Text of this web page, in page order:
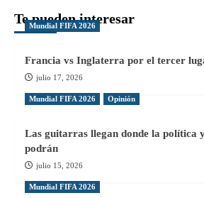
Te pueden interesar
Mundial FIFA 2026
Francia vs Inglaterra por el tercer
julio 17, 2026
Mundial FIFA 2026 Opinión
Las guitarras llegan donde la política
podrán
julio 15, 2026
Mundial FIFA 2026